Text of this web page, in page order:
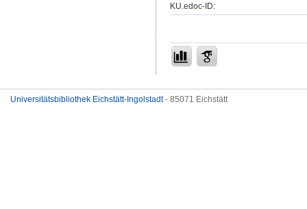
KU.edoc-ID:
Universitätsbibliothek Eichstätt-Ingolstadt- 85071 Eichstätt